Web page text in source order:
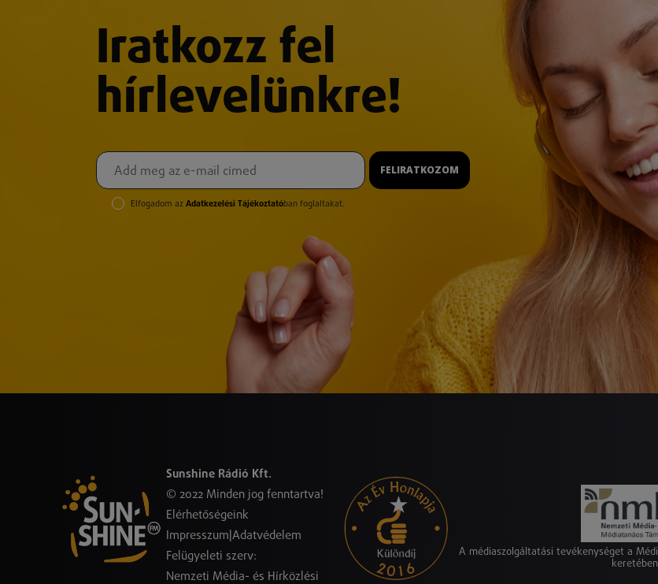
Iratkozz fel
hírlevelünkre!
FELIRATKOZOM
Elfogadom az Adatkezelési Tájékoztatóban foglaltakat.
Sunshine Rádió Kft.
© 2022 Minden jog fenntartva!
Elérhetőségeink
Impresszum Adatvédelem
Felügyeleti szerv:
Nemzeti Média- és Hírközlési
A médiaszolgáltatási tevékenységet a